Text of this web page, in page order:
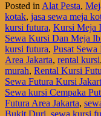
Posted in Alat Pesta,
kotak, jasa sewa meja
kursi futura, Kursi Meja
Sewa Kursi Dan Meja
kursi futura, Pusat
Area Jakarta, rental kursi,
murah, Rental Kursi
Sewa Futura Kursi
Sewa kursi Cempaka
Futura Area Jakarta,
Bukit Duri, sewa kursi